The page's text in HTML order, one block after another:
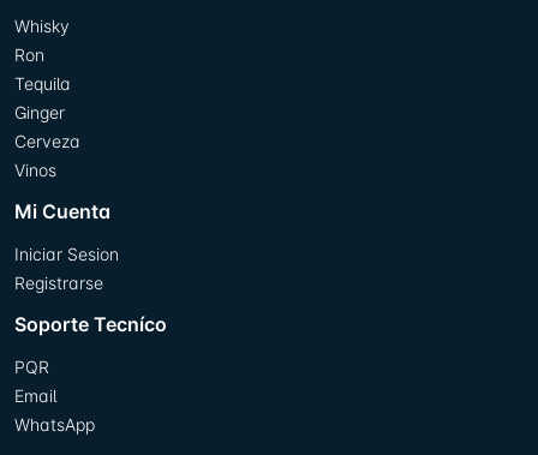
Whisky
Ron
Tequila
Ginger
Cerveza
Vinos
Mi Cuenta
Iniciar Sesion
Registrarse
Soporte Tecníco
PQR
Email
WhatsApp